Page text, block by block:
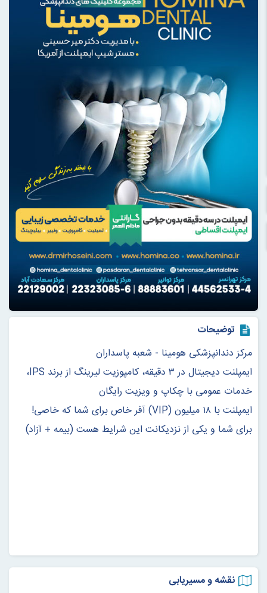
توضیحات
مرکز دندانپزشکی هومینا - شعبه پاسداران
ایمپلنت دیجیتال در ۳ دقیقه، کامپوزیت لیرینگ از برند IPS،
خدمات عمومی با چکاپ و ویزیت رایگان
ایمپلنت با ۱۸ میلیون (VIP) آفر خاص برای شما که خاصی!
برای شما و یکی از نزدیکانت این شرایط هست (بیمه + آزاد)
نقشه و مسیریابی